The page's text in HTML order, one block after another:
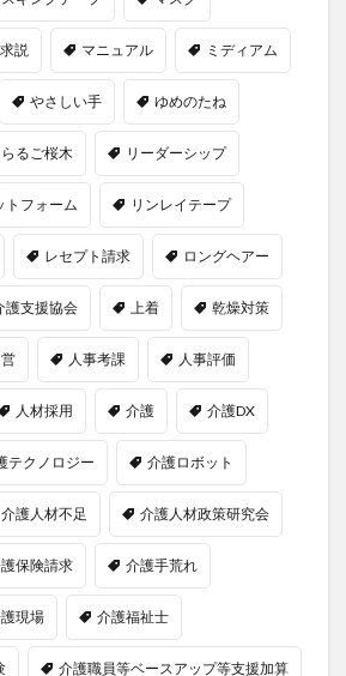
説 マニュアル ミディアム
やさしい手 ゆめのたね
らるご桜木 リーダーシップ
トフォーム リンレイテープ
レセプト請求 ロングヘアー
護支援協会 上着 乾燥対策
人事考課 人事評価
人材採用 介護 介護DX
テクノロジー 介護ロボット
介護人材不足 介護人材政策研究会
保険請求 介護手荒れ
現場 介護福祉士
介護職員等ベースアップ等支援加算